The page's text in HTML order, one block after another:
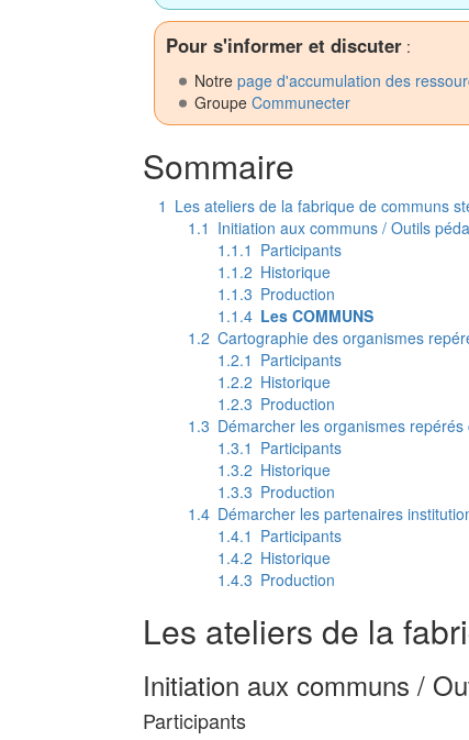
Pour s'informer et discuter :
Notre page d'accumulation des
Groupe Communecter
Sommaire
1 Les ateliers de la fabrique de communs
1.1 Initiation aux communs / Outils
1.1.1 Participants
1.1.2 Historique
1.1.3 Production
1.1.4 Les COMMUNS
1.2 Cartographie des organismes
1.2.1 Participants
1.2.2 Historique
1.2.3 Production
1.3 Démarcher les organismes
1.3.1 Participants
1.3.2 Historique
1.3.3 Production
1.4 Démarcher les partenaires
1.4.1 Participants
1.4.2 Historique
1.4.3 Production
Les ateliers de la
Initiation aux communs /
Participants